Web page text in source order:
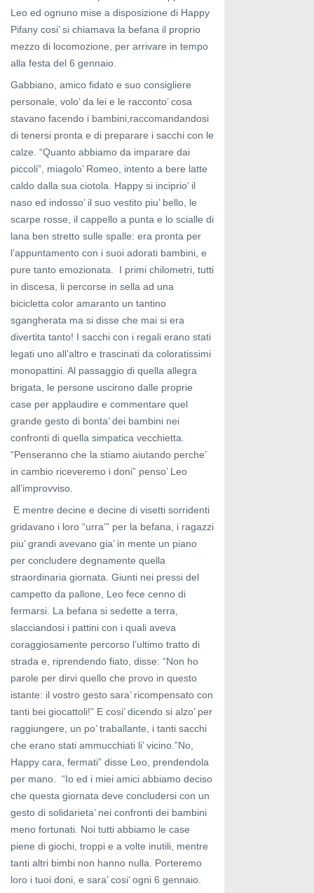
Leo ed ognuno mise a disposizione di Happy
Pifany cosi’ si chiamava la befana il proprio
mezzo di locomozione, per arrivare in tempo
alla festa del 6 gennaio.
Gabbiano, amico fidato e suo consigliere
personale, volo’ da lei e le racconto’ cosa
stavano facendo i bambini,raccomandandosi
di tenersi pronta e di preparare i sacchi con le
calze. “Quanto abbiamo da imparare dai
piccoli”, miagolo’ Romeo, intento a bere latte
caldo dalla sua ciotola. Happy si inciprio’ il
naso ed indosso’ il suo vestito piu’ bello, le
scarpe rosse, il cappello a punta e lo scialle di
lana ben stretto sulle spalle: era pronta per
l’appuntamento con i suoi adorati bambini, e
pure tanto emozionata. I primi chilometri, tutti
in discesa, li percorse in sella ad una
bicicletta color amaranto un tantino
sgangherata ma si disse che mai si era
divertita tanto! I sacchi con i regali erano stati
legati uno all’altro e trascinati da coloratissimi
monopattini. Al passaggio di quella allegra
brigata, le persone uscirono dalle proprie
case per applaudire e commentare quel
grande gesto di bonta’ dei bambini nei
confronti di quella simpatica vecchietta.
“Penseranno che la stiamo aiutando perche’
in cambio riceveremo i doni” penso’ Leo
all’improvviso.
E mentre decine e decine di visetti sorridenti
gridavano i loro “urra’” per la befana, i ragazzi
piu’ grandi avevano gia’ in mente un piano
per concludere degnamente quella
straordinaria giornata. Giunti nei pressi del
campetto da pallone, Leo fece cenno di
fermarsi. La befana si sedette a terra,
slacciandosi i pattini con i quali aveva
coraggiosamente percorso l’ultimo tratto di
strada e, riprendendo fiato, disse: “Non ho
parole per dirvi quello che provo in questo
istante: il vostro gesto sara’ ricompensato con
tanti bei giocattoli!” E cosi’ dicendo si alzo’ per
raggiungere, un po’ traballante, i tanti sacchi
che erano stati ammucchiati li’ vicino.”No,
Happy cara, fermati” disse Leo, prendendola
per mano. “Io ed i miei amici abbiamo deciso
che questa giornata deve concludersi con un
gesto di solidarieta’ nei confronti dei bambini
meno fortunati. Noi tutti abbiamo le case
piene di giochi, troppi e a volte inutili, mentre
tanti altri bimbi non hanno nulla. Porteremo
loro i tuoi doni, e sara’ cosi’ ogni 6 gennaio.